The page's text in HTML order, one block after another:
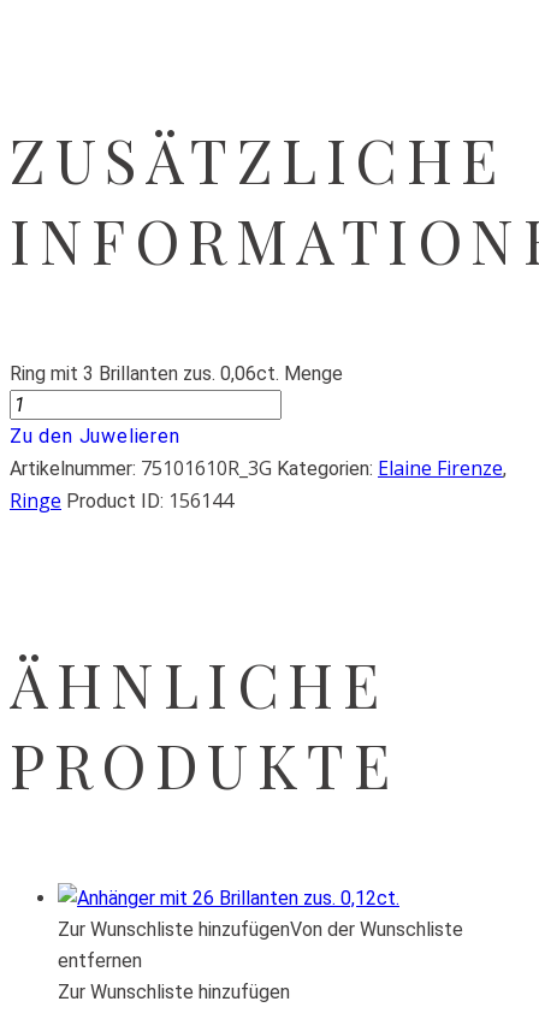
ZUSÄTZLICHE
Ring mit 3 Brillanten zus. 0,06ct. Menge
Zu den Juwelieren
Artikelnummer: 75101610R_3G Kategorien: Elaine Firenze,
Ringe Product ID: 156144
ÄHNLICHE
PRODUKTE
Zur Wunschliste hinzufügenVon der Wunschliste
entfernen
Zur Wunschliste hinzufügen